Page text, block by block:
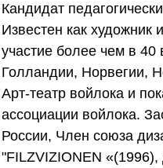
Кандидат
Известен как художник
участие более чем в 40
Голландии, Норвегии,
Арт-театр войлока и
ассоциации войлока.
России, Член союза
"FILZVIZIONEN